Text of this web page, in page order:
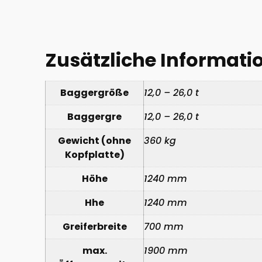
Zusätzliche
Baggergröße
12,0 – 26,0 t
Baggergre
12,0 – 26,0 t
Gewicht (ohne
Kopfplatte)
360 kg
Höhe
1240 mm
Hhe
1240 mm
Greiferbreite
700 mm
max.
1900 mm